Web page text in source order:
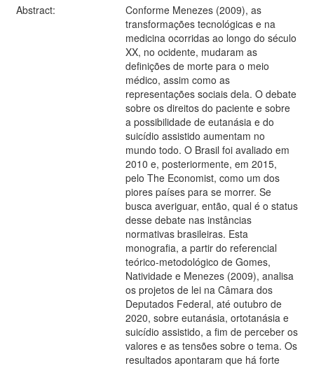
Abstract:
Conforme Menezes (2009), as
transformações tecnológicas e na
medicina ocorridas ao longo do século
XX, no ocidente, mudaram as
definições de morte para o meio
médico, assim como as
representações sociais dela. O debate
sobre os direitos do paciente e sobre
a possibilidade de eutanásia e do
suicídio assistido aumentam no
mundo todo. O Brasil foi avaliado em
2010 e, posteriormente, em 2015,
pelo The Economist, como um dos
piores países para se morrer. Se
busca averiguar, então, qual é o status
desse debate nas instâncias
normativas brasileiras. Esta
monografia, a partir do referencial
teórico-metodológico de Gomes,
Natividade e Menezes (2009), analisa
os projetos de lei na Câmara dos
Deputados Federal, até outubro de
2020, sobre eutanásia, ortotanásia e
suicídio assistido, a fim de perceber os
valores e as tensões sobre o tema. Os
resultados apontaram que há forte